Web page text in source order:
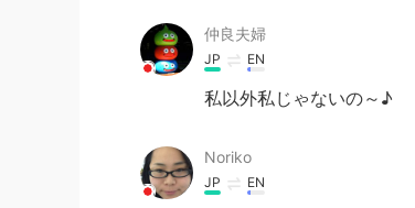
仲良夫婦
JP EN
私以外私じゃないの～♪
Noriko
JP EN